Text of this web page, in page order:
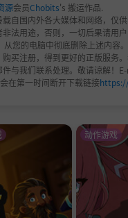
源会员Chobits's 搬运作品.
自国内外各大媒体和网络，仅
法用途，否则，一切后果请用
从您的电脑中彻底删除上述内容
买注册，得到更好的正版服务
件与我们联系处理。敬请谅解！
在第一时间断开下载链接
动作游戏